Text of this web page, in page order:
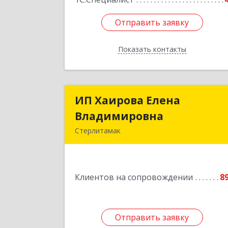
Отправить заявку
Показать контакты
Отправить заявку
Назад
ИП Хаирова Елена
Владимировна
Стерлитамак
Клиентов на сопровождении
Отправить заявку
ИП Хаирова Елена
Владимировна
Отправить заявку